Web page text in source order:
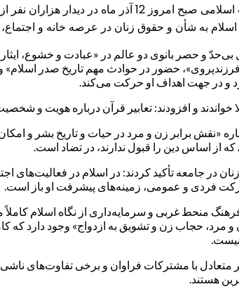
به گزارش معراج نیوز، رهبر معظم
اسلام به شأن و حقوق زنان در عرصه خانه و
بی‌حدّ و حصر بانوی دو عالم در «عبادت و خشوع،
حضور در حوادث مهم تاریخ صدر اسلام»
و در جهت اهداف او حرکت می‌کند.
خواندند و افزودند: تعابیر قرآن درباره هویت و
«نقش برابر زن و مرد در حیات و تاریخ بشر و
که از اساس دین را قبول ندارند، در تضاد است.
در جامعه تأکید کردند: در اسلام در
فردی و عمومی، زمینه‌های پیشرفت او باز است.
فرهنگ منحط غربی و سرمایه‌داری از نگاه اسلام
و مرد، حجاب زن و تشویق به ازدواج» وجود دارد
متعادل با مشترکات فراوان و برخی تفاوت‌های
هستند.